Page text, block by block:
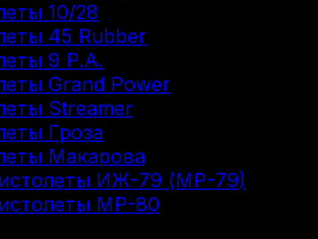
10/28
45 Rubber
9 Р.А.
Grand Power
Streamer
Гроза
Макарова
ИЖ-79 (МР-79)
МР-80